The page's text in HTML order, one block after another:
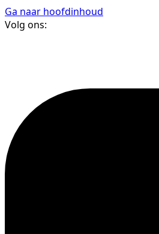
Ga naar hoofdinhoud
Volg ons: